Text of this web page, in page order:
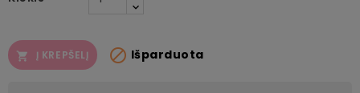
 Į KREPŠELĮ  Išparduota